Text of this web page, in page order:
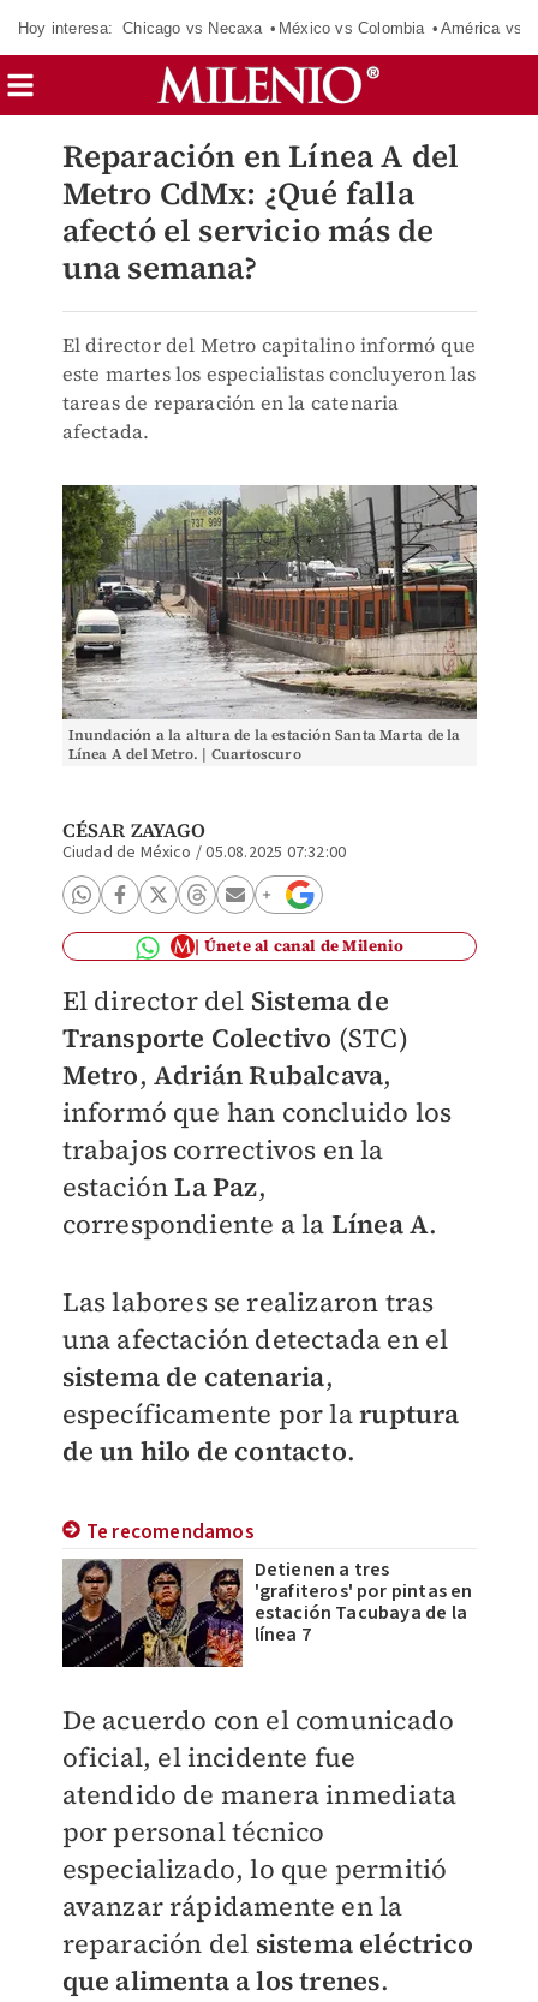
Hoy interesa: Chicago vs Necaxa México vs Colombia América vs
Reparación en Línea A del
Metro CdMx: ¿Qué falla
afectó el servicio más de
una semana?
El director del Metro capitalino informó que
este martes los especialistas concluyeron las
tareas de reparación en la catenaria
afectada.
Inundación a la altura de la estación Santa Marta de la
Línea A del Metro. | Cuartoscuro
CÉSAR ZAYAGO
Ciudad de México /05.08.2025 07:32:00
Únete al canal de Milenio
El director del Sistema de
Transporte Colectivo (STC)
Metro, Adrián Rubalcava,
informó que han concluido los
trabajos correctivos en la
estaciónLa Paz,
correspondiente a la Línea A.
Las labores se realizaron tras
una afectación detectada en el
sistema de catenaria,
específicamente por laruptura
de un hilo de contacto.
Te recomendamos
Detienen a tres
'grafiteros' por pintas en
estación Tacubaya de la
línea 7
De acuerdo con el comunicado
oficial, el incidente fue
atendido de manera inmediata
por personal técnico
especializado, lo que permitió
avanzar rápidamente en la
reparación del sistema eléctrico
que alimenta a los trenes.